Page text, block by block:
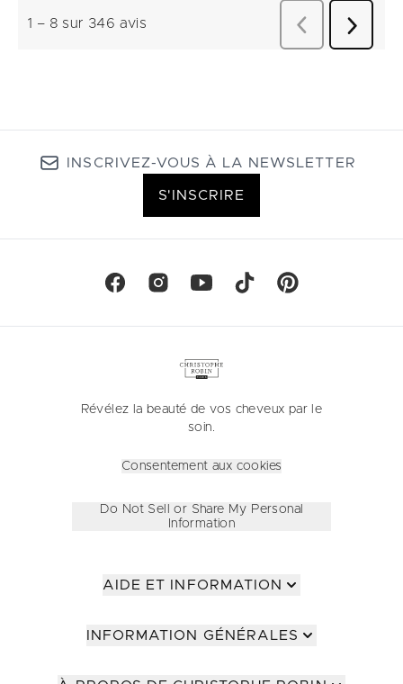
INSCRIVEZ-VOUS À LA NEWSLETTER
S'INSCRIRE
Révélez la beauté de vos cheveux par le
soin.
Consentement aux cookies
Do Not Sell or Share My Personal
Information
AIDE ET INFORMATION
INFORMATION GÉNÉRALES